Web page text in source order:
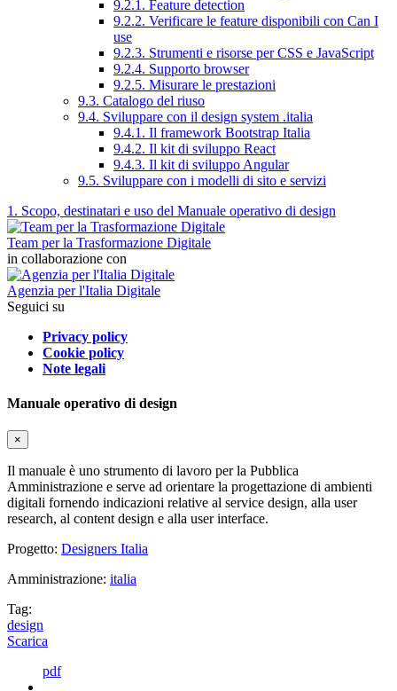
9.2.1. Feature detection
9.2.2. Verificare le feature disponibili con Can I
use
9.2.3. Strumenti e risorse per CSS e JavaScript
9.2.4. Supporto browser
9.2.5. Misurare le prestazioni
9.3. Catalogo del riuso
9.4. Sviluppare con il design system .italia
9.4.1. Il framework Bootstrap Italia
9.4.2. Il kit di sviluppo React
9.4.3. Il kit di sviluppo Angular
9.5. Sviluppare con i modelli di sito e servizi
1. Scopo, destinatari e uso del Manuale operativo di design
Team per la Trasformazione Digitale
in collaborazione con
Agenzia per l'Italia Digitale
Seguici su
Privacy policy
Cookie policy
Note legali
Manuale operativo di design
×
Il manuale è uno strumento di lavoro per la Pubblica
Amministrazione e serve ad orientare la progettazione di ambienti
digitali fornendo indicazioni relative al service design, alla user
research, al content design e alla user interface.
Progetto: Designers Italia
Amministrazione: italia
Tag:
design
Scarica
pdf